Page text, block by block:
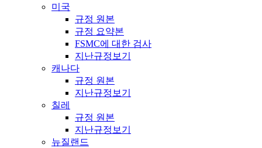
미국
규정 원본
규정 요약본
FSMC에 대한 검사
지난규정보기
캐나다
규정 원본
지난규정보기
칠레
규정 원본
지난규정보기
뉴질랜드